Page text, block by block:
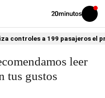
Volver
Iniciar
sesión
controles a 199 pasajeros el
leer
tus gustos